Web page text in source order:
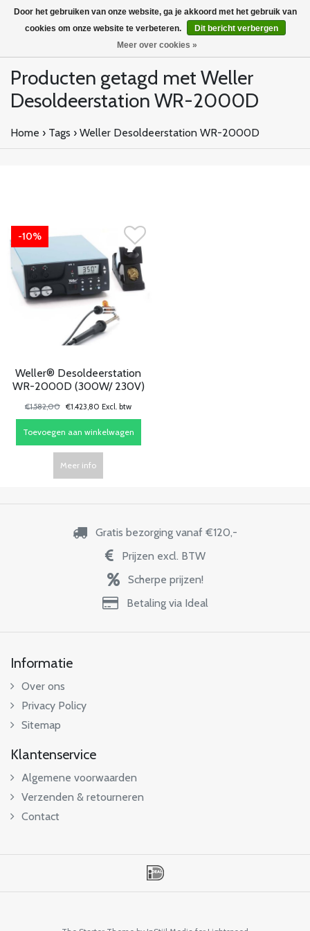
Producten getagd met Weller
Desoldeerstation WR-2000D
Home › Tags › Weller Desoldeerstation WR-2000D
-10%
Weller® Desoldeerstation
WR-2000D (300W/ 230V)
€1.582,00 €1.423,80 Excl. btw
Toevoegen aan winkelwagen
Meer info
Gratis bezorging vanaf €120,-
Prijzen excl. BTW
Scherpe prijzen!
Betaling via Ideal
Informatie
Over ons
Privacy Policy
Sitemap
Klantenservice
Algemene voorwaarden
Verzenden & retourneren
Contact
Door het gebruiken van onze website, ga je akkoord met het gebruik van
cookies om onze website te verbeteren.
Dit bericht verbergen
Meer over cookies »